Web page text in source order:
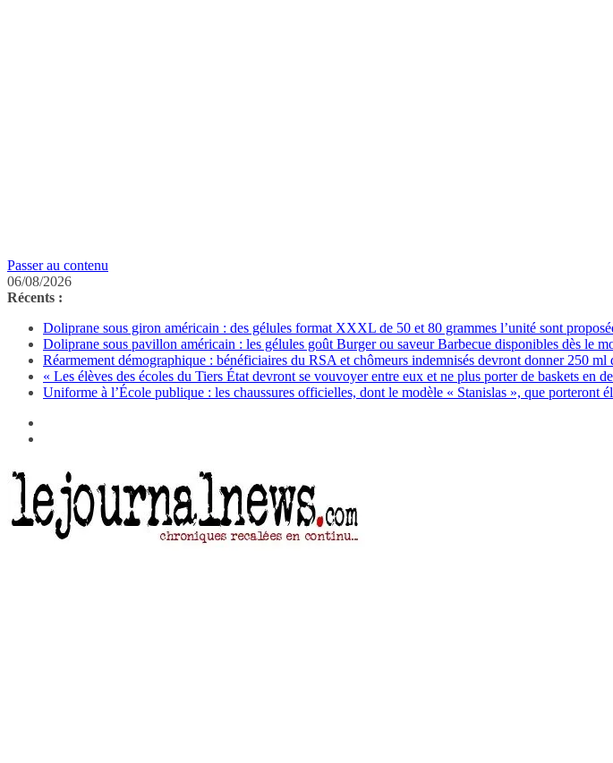
Passer au contenu
06/08/2026
Récents :
Doliprane sous giron américain : des gélules format XXXL de 50 et 80 grammes l’unité sont
Doliprane sous pavillon américain : les gélules goût Burger ou saveur Barbecue disponibles dès le
Réarmement démographique : bénéficiaires du RSA et chômeurs indemnisés devront donner 250
« Les élèves des écoles du Tiers État devront se vouvoyer entre eux et ne plus porter de baskets en
Uniforme à l’École publique : les chaussures officielles, dont le modèle « Stanislas », que porteront